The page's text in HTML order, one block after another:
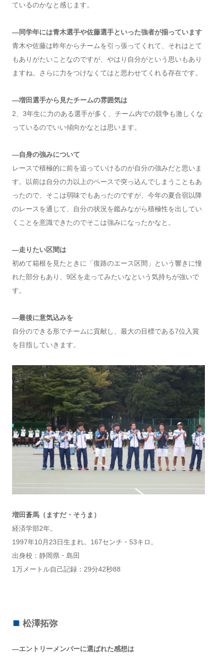
ているのかなと感じます。
―同学年には青木選手や佐藤選手といった強者が揃っています
青木や佐藤は昨年からチームを引っ張ってくれて、それはとて
もありがたいことなのですが、やはり自分がという思いもあり
ますね。さらに力をつけなくてはと思わせてくれる存在です。
―増田選手から見たチームの雰囲気は
2、3年生に力のある選手が多く、チーム内での競争も激しくな
っているのでいい傾向かなとは思います。
―自身の強みについて
レースで積極的に前を追っていけるのが自分の強みだと思いま
す。以前は自分の力以上のペースで突っ込んでしまうこともあ
ったので、そこは弱味でもあったのですが、今年の夏合宿以降
のレースを通じて、自分の状況を鑑みながら積極性を出してい
くことを意識できたのでそこは強みになったかなと。
―走りたい区間は
初めて箱根を見たときに「復路のエース区間」という響きに憧
れた部分もあり、9区を走ってみたいなという気持ちが強いで
す。
―最後に意気込みを
自分のできる形でチームに貢献し、最大の目標である7位入賞
を目指していきます。
増田蒼馬（ますだ・そうま）
経済学部2年。
1997年10月23日生まれ。167センチ・53キロ。
出身校：静岡県・島田
1万メートル自己記録：29分42秒88
松澤拓弥
―エントリーメンバーに選ばれた感想は